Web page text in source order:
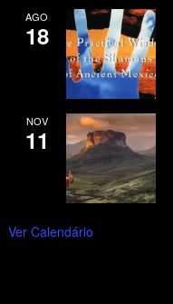
AGO
18
NOV
11
Ver Calendário